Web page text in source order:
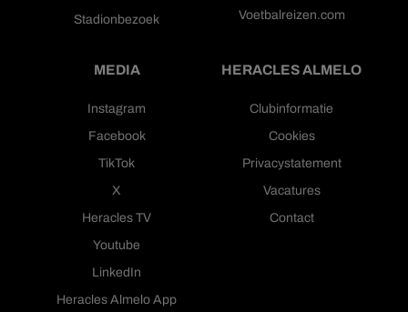
Stadionbezoek
Voetbalreizen.com
MEDIA
Instagram
Facebook
TikTok
X
Heracles TV
Youtube
LinkedIn
Heracles Almelo App
HERACLES ALMELO
Clubinformatie
Cookies
Privacystatement
Vacatures
Contact